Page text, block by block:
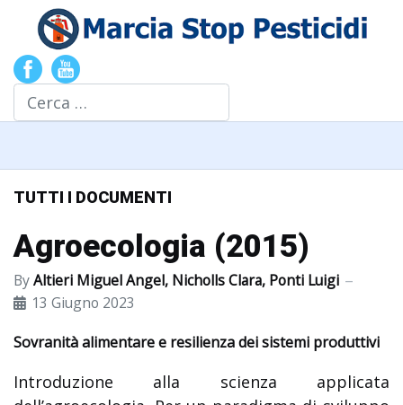
Cerca
TUTTI I DOCUMENTI
Agroecologia (2015)
ByAltieri Miguel Angel, Nicholls Clara, Ponti Luigi
13 Giugno 2023
Sovranità alimentare e resilienza dei sistemi produttivi
Introduzione alla scienza applicata